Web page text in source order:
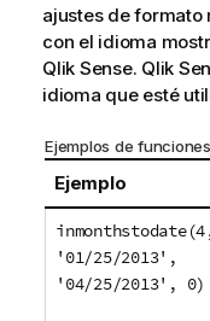
ajustes de formato
con el idioma
Qlik Sense. Qlik
idioma que esté
Ejemplos de funciones
Ejemplo
'01/25/2013',
'04/25/2013', 0)